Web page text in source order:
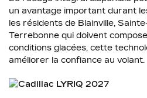
un avantage important durant
les résidents de Blainville,
Terrebonne qui doivent
conditions glacées, cette
améliorer la confiance au volant.